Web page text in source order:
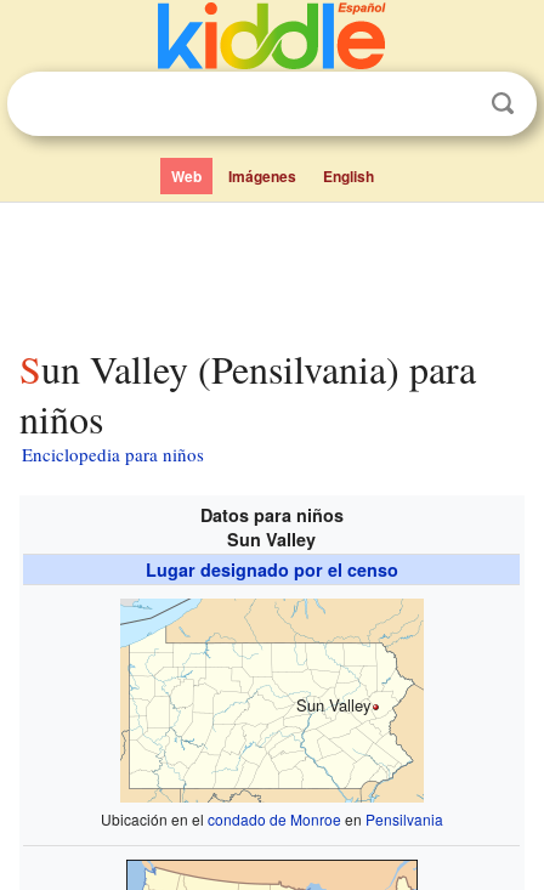
Web Imágenes English
Sun Valley (Pensilvania) para
niños
Enciclopedia para niños
Datos para niños
Sun Valley
Lugar designado por el censo
Sun Valley
Ubicación en el condado de Monroeen Pensilvania